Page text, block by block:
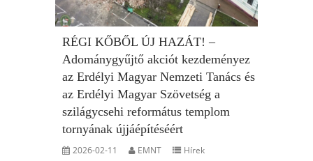
RÉGI KŐBŐL ÚJ HAZÁT! –
Adománygyűjtő akciót kezdeményez
az Erdélyi Magyar Nemzeti Tanács és
az Erdélyi Magyar Szövetség a
szilágycsehi református templom
tornyának újjáépítéséért
2026-02-11 EMNT Hírek